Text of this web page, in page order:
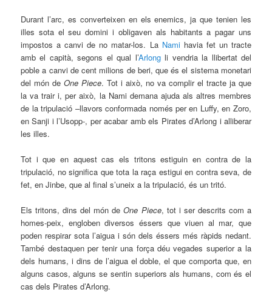
Durant l’arc, es converteixen en els enemics, ja que tenien les
illes sota el seu domini i obligaven als habitants a pagar uns
impostos a canvi de no matar-los. La Namihavia fet un tracte
amb el capità, segons el qual l’Arlongli vendria la llibertat del
poble a canvi de cent milions de beri, que és el sistema monetari
del món deOne Piece. Tot i això, no va complir el tracte ja que
la va trair i, per això, la Nami demana ajuda als altres membres
de la tripulació –llavors conformada només per en Luffy, en Zoro,
en Sanji i l’Usopp-, per acabar amb els Pirates d’Arlong i alliberar
les illes.
Tot i que en aquest cas els tritons estiguin en contra de la
tripulació, no significa que tota la raça estigui en contra seva, de
fet, en Jinbe, que al final s’uneix a la tripulació, és un tritó.
Els tritons, dins del món deOne Piece, tot i ser descrits com a
homes-peix, engloben diversos éssers que viuen al mar, que
poden respirar sota l’aigua i són dels éssers més ràpids nedant.
També destaquen per tenir una força déu vegades superior a la
dels humans, i dins de l’aigua el doble, el que comporta que, en
alguns casos, alguns se sentin superiors als humans, com és el
cas dels Pirates d’Arlong.